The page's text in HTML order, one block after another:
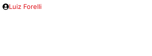
Luiz Forelli